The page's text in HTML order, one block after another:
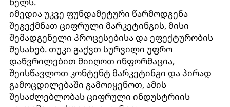
იმედია უკვე ფუნდამეტური წარმოდგენა
შეგექმნათ ციფრული მარკეტინგის, მისი
შემადგენელი პროცესებისა და ეფექტურობის
შესახებ. თუკი გაქვთ სურვილი უფრო
დაწვრილებით მიიღოთ ინფორმაცია,
შეისწავლოთ კონტენტ მარკეტინგი და პირად
გამოცდილებაში გამოიყენოთ, ამის
შესაძლებლობას ციფრული ინდუსტრიის